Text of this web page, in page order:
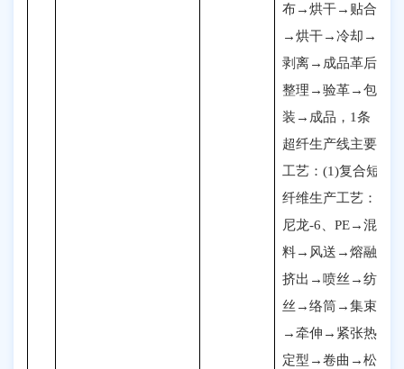
布→烘干→贴合
→烘干→冷却→
剥离→成品革后
整理→验革→包
装→成品 ， 1条
超纤生产线主要
工艺：(1)复合短
纤维生产工艺：
尼龙-6、PE→混
料→风送→熔融
挤出→喷丝→纺
丝→络筒→集束
→牵伸→紧张热
定型→卷曲→松